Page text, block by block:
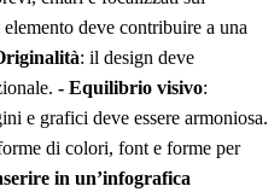
deve contribuire a una
: il design deve
- Equilibrio visivo:
e grafici deve essere armoniosa.
di colori, font e forme per
in un’infografica